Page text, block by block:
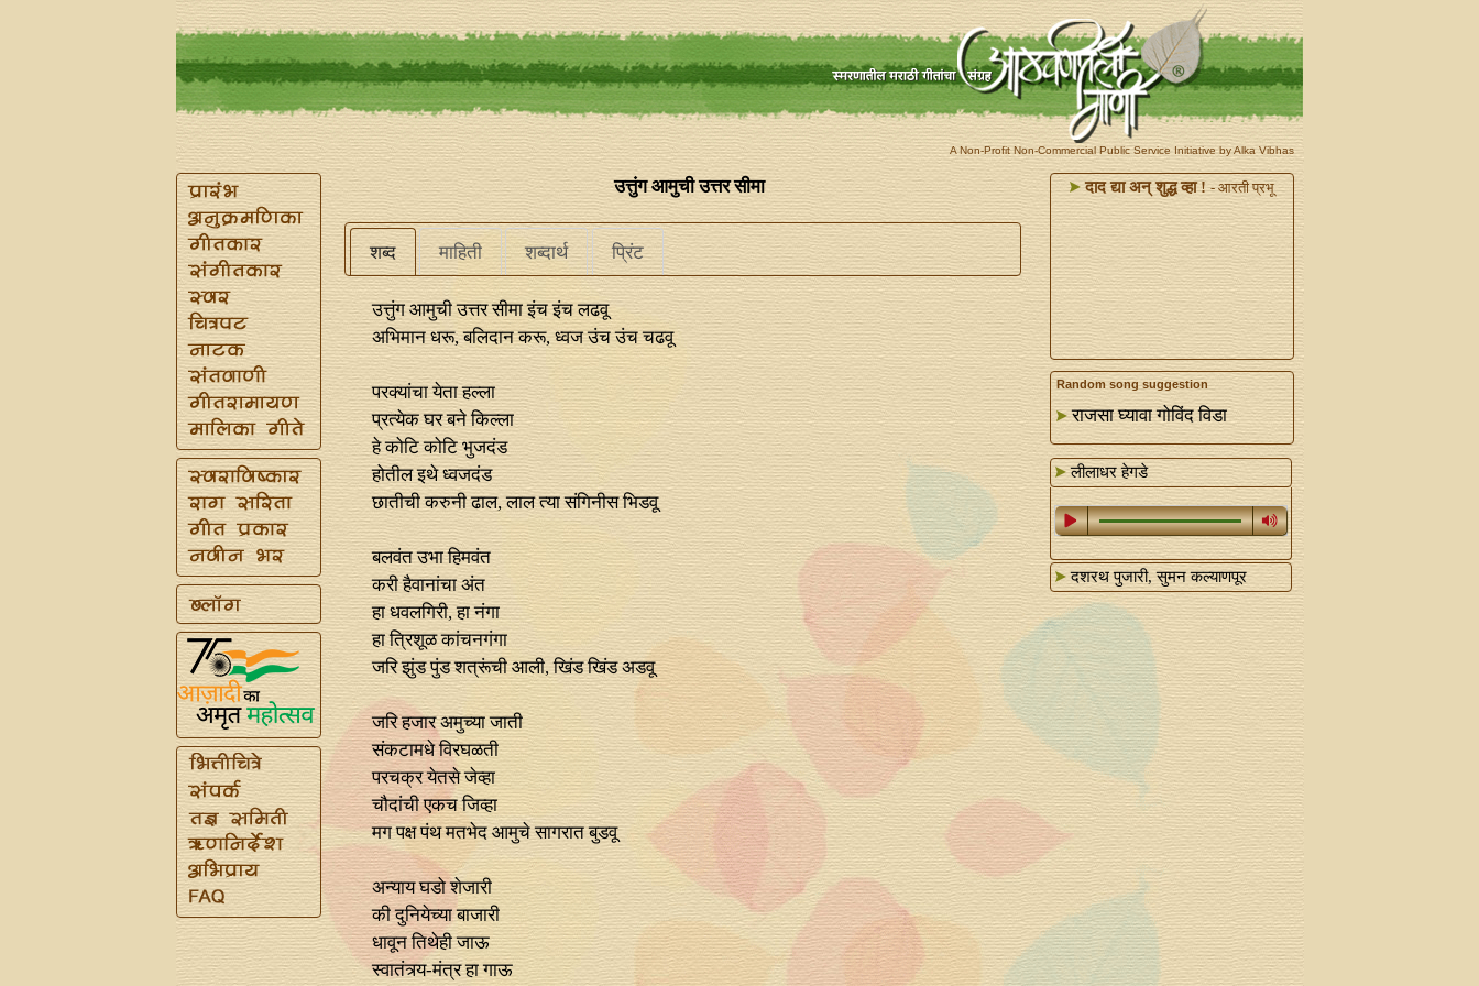
A Non-Profit Non-Commercial Public Service Initiative by Alka Vibhas
उत्तुंग आमुची उत्तर सीमा
शब्द माहिती शब्दार्थ प्रिंट
उत्तुंग आमुची उत्तर सीमा इंच इंच लढवू
अभिमान धरू, बलिदान करू, ध्वज उंच उंच चढवू
परक्यांचा येता हल्ला
प्रत्येक घर बने किल्ला
हे कोटि कोटि भुजदंड
होतील इथे ध्वजदंड
छातीची करुनी ढाल, लाल त्या संगिनीस भिडवू
बलवंत उभा हिमवंत
करी हैवानांचा अंत
हा धवलगिरी, हा नंगा
हा त्रिशूळ कांचनगंगा
जरि झुंड पुंड शत्रूंची आली, खिंड खिंड अडवू
जरि हजार अमुच्या जाती
संकटामधे विरघळती
परचक्र येतसे जेव्हा
चौदांची एकच जिव्हा
मग पक्ष पंथ मतभेद आमुचे सागरात बुडवू
अन्याय घडो शेजारी
की दुनियेच्या बाजारी
धावून तिथेही जाऊ
स्वातंत्र्य-मंत्र हा गाऊ
दाद द्या अन्‌ शुद्ध व्हा ! - आरती प्रभू
Random song suggestion
राजसा घ्यावा गोविंद विडा
लीलाधर हेगडे
दशरथ पुजारी, सुमन कल्याणपूर